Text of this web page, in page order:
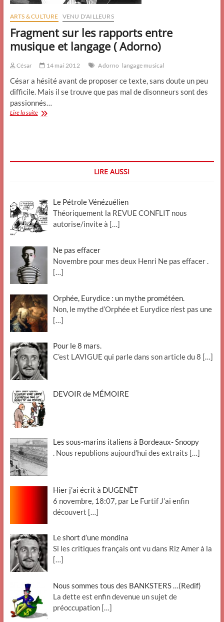
ARTS & CULTURE VENU D'AILLEURS
Fragment sur les rapports entre
musique et langage ( Adorno)
César 14 mai 2012 Adorno langage musical
César a hésité avant de proposer ce texte, sans doute un peu
difficile. Mais il se trouve que pas mal de disonneurs sont des
passionnés…
Lire la suiteFragment
LIRE AUSSI
Le Pétrole Vénézuélien
Théoriquement la REVUE CONFLIT nous
autorise/invite à […]
Ne pas effacer
Novembre pour mes deux Henri Ne pas effacer .
[…]
Orphée, Eurydice : un mythe prométéen.
Non, le mythe d’Orphée et Eurydice n’est pas une
[…]
Pour le 8 mars.
C’est LAVIGUE qui parle dans son article du 8 […]
DEVOIR de MÉMOIRE
Les sous-marins italiens à Bordeaux- Snoopy
. Nous republions aujourd’hui des extraits […]
Hier j’ai écrit à DUGENÊT
6 novembre, 18:07, par Le Furtif J’ai enfin
découvert […]
Le short d’une mondina
Si les critiques français ont vu dans Riz Amer à la
[…]
Nous sommes tous des BANKSTERS …(Redif)
La dette est enfin devenue un sujet de
préoccupation […]